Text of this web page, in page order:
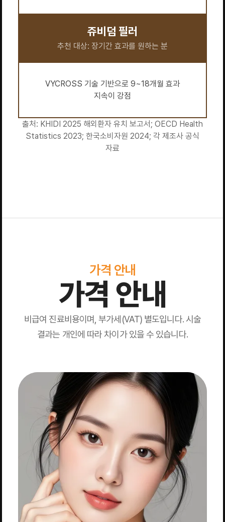
쥬비덤 필러
추천 대상: 장기간 효과를 원하는 분
VYCROSS 기술 기반으로 9~18개월 효과
지속이 강점
출처: KHIDI 2025 해외환자 유치 보고서; OECD Health
Statistics 2023; 한국소비자원 2024; 각 제조사 공식
자료
가격 안내
가격 안내
비급여 진료비용이며, 부가세(VAT) 별도입니다. 시술
결과는 개인에 따라 차이가 있을 수 있습니다.